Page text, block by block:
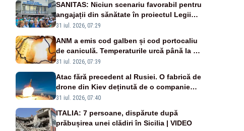
SANITAS: Niciun scenariu favorabil pentru
angajații din sănătate în proiectul Legii
salarizării
31 iul. 2026, 07:29
ANM a emis cod galben și cod portocaliu
de caniculă. Temperaturile urcă până la 38
de grade, iar nopțile devin tropicale
31 iul. 2026, 07:39
Atac fără precedent al Rusiei. O fabrică de
drone din Kiev deținută de o companie
americană, distrusă de o rachetă rusească
31 iul. 2026, 07:40
ITALIA: 7 persoane, dispărute după
prăbușirea unei clădiri în Sicilia | VIDEO